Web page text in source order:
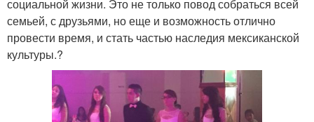
социальной жизни. Это не только повод собраться всей
семьей, с друзьями, но еще и возможность отлично
провести время, и стать частью наследия мексиканской
культуры.?